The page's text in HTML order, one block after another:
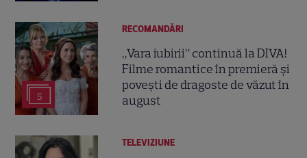
5
RECOMANDĂRI
„Vara iubirii” continuă la DIVA!
Filme romantice în premieră și
povești de dragoste de văzut în
august
TELEVIZIUNE